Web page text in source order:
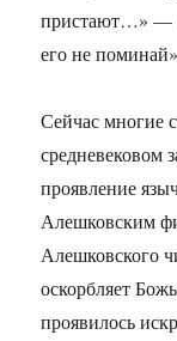
пристают…» —
его не
Сейчас многие
средневековом
проявление
Алешковским
Алешковского
оскорбляет
проявилось